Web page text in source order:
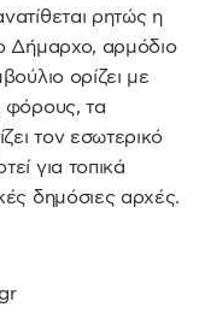
ρητώς η
Δήμαρχο, αρμόδιο
ορίζει με
φόρους, τα
τον εσωτερικό
για τοπικά
δημόσιες αρχές.